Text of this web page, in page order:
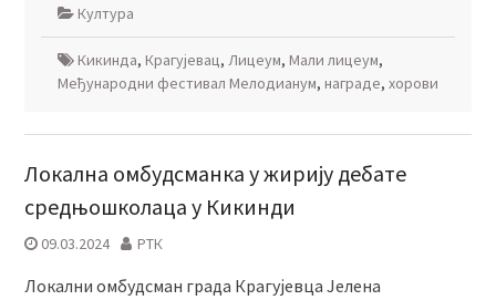
Култура
Кикинда, Крагујевац, Лицеум, Мали лицеум,
Међународни фестивал Мелодианум, награде, хорови
Локална омбудсманка у жирију дебате
средњошколаца у Кикинди
09.03.2024 РТК
Локални омбудсман града Крагујевца Јелена